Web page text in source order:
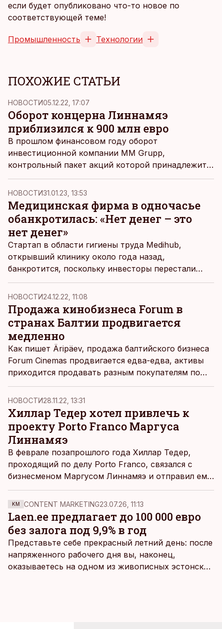
если будет опубликовано что-то новое по
соответствующей теме!
Промышленность Технологии
ПОХОЖИЕ СТАТЬИ
НОВОСТИ05.12.22, 17:07
Оборот концерна Линнамяэ
приблизился к 900 млн евро
В прошлом финансовом году оборот
инвестиционной компании MM Grupp,
контрольный пакет акций которой принадлежит
Маргусу Линнамяэ, составил 893 млн евро, чистая
прибыль – 35,6 млн евро.
НОВОСТИ31.01.23, 13:53
Медицинская фирма в одночасье
обанкротилась: «Нет денег – это
нет денег»
Стартап в области гигиены труда Medihub,
открывший клинику около года назад,
банкротится, поскольку инвесторы перестали
вкладывать в компанию новые деньги. Клиенты
компании лишились обслуживания со дня, но, по
словам главы Medihub, это было неизбежно.
НОВОСТИ24.12.22, 11:08
Продажа кинобизнеса Forum в
странах Балтии продвигается
медленно
Как пишет Äripäev, продажа балтийского бизнеса
Forum Cinemas продвигается едва-едва, активы
приходится продавать разным покупателям по
частям.
НОВОСТИ28.11.22, 13:31
Хиллар Тедер хотел привлечь к
проекту Porto Franco Маргуса
Линнамяэ
В феврале позапрошлого года Хиллар Тедер,
проходящий по делу Porto Franco, связался с
бизнесменом Маргусом Линнамяэ и отправил ему
материалы, касающиеся этого проекта.
KM CONTENT MARKETING23.07.26, 11:13
Laen.ee предлагает до 100 000 евро
без залога под 9,9% в год
Представьте себе прекрасный летний день: после
напряженного рабочего дня вы, наконец,
оказываетесь на одном из живописных эстонских